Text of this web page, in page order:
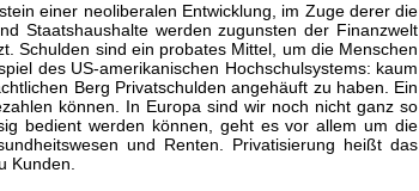
einer neoliberalen Entwicklung, im Zuge derer die
Staatshaushalte werden zugunsten der Finanzwelt
Schulden sind ein probates Mittel, um die Menschen
des US-amerikanischen Hochschulsystems: kaum
Berg Privatschulden angehäuft zu haben. Ein
können. In Europa sind wir noch nicht ganz so
bedient werden können, geht es vor allem um die
und Renten. Privatisierung heißt das
Kunden.